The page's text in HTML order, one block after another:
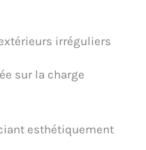
irréguliers
sur la charge
esthétiquement